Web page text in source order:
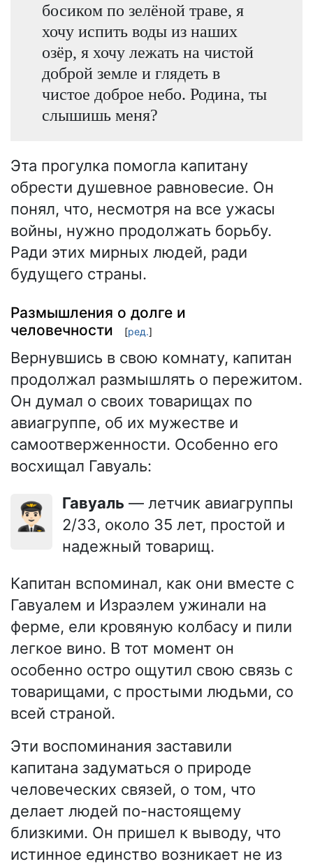
босиком по зелёной траве, я
хочу испить воды из наших
озёр, я хочу лежать на чистой
доброй земле и глядеть в
чистое доброе небо. Родина, ты
слышишь меня?
Эта прогулка помогла капитану
обрести душевное равновесие. Он
понял, что, несмотря на все ужасы
войны, нужно продолжать борьбу.
Ради этих мирных людей, ради
будущего страны.
Размышления о долге и
человечности
[ред.]
Вернувшись в свою комнату, капитан
продолжал размышлять о пережитом.
Он думал о своих товарищах по
авиагруппе, об их мужестве и
самоотверженности. Особенно его
восхищал Гавуаль:
👨🏻‍✈️ Гавуаль — летчик авиагруппы
2/33, около 35 лет, простой и
надежный товарищ.
Капитан вспоминал, как они вместе с
Гавуалем и Израэлем ужинали на
ферме, ели кровяную колбасу и пили
легкое вино. В тот момент он
особенно остро ощутил свою связь с
товарищами, с простыми людьми, со
всей страной.
Эти воспоминания заставили
капитана задуматься о природе
человеческих связей, о том, что
делает людей по-настоящему
близкими. Он пришел к выводу, что
истинное единство возникает не из